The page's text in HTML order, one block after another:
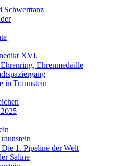
Schwerttanz
XVI.
Ehrenmedaille
in Traunstein
1. Pipeline der Welt
Saline